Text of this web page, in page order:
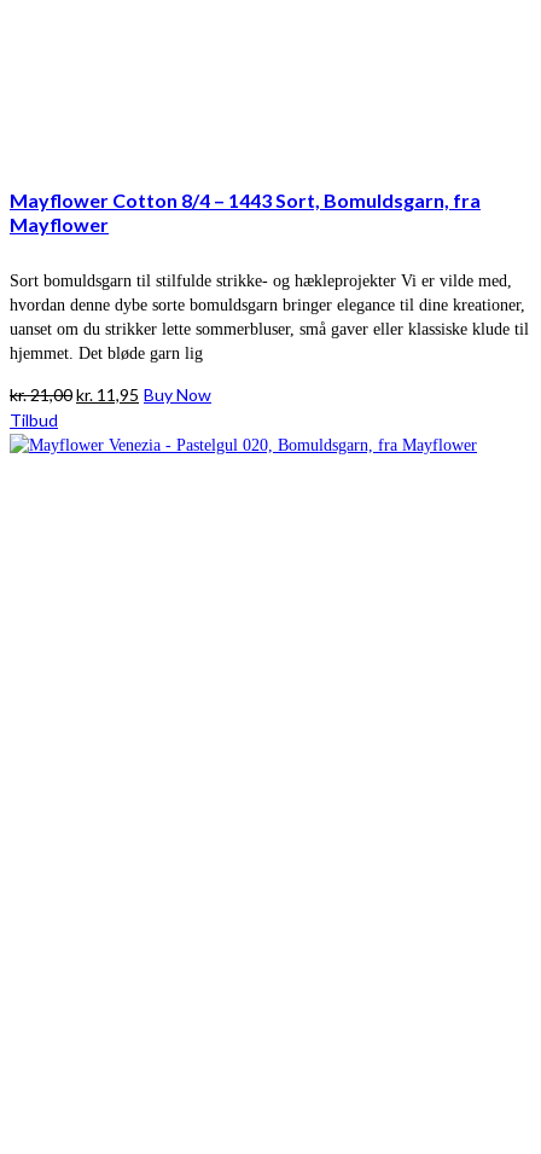
Mayflower Cotton 8/4 – 1443 Sort, Bomuldsgarn, fra
Mayflower
Sort bomuldsgarn til stilfulde strikke- og hækleprojekter Vi er vilde med,
hvordan denne dybe sorte bomuldsgarn bringer elegance til dine kreationer,
uanset om du strikker lette sommerbluser, små gaver eller klassiske klude til
hjemmet. Det bløde garn lig
kr.21,00Den
pris
kr. 11,95 Den
pris
Buy Now
Tilbud